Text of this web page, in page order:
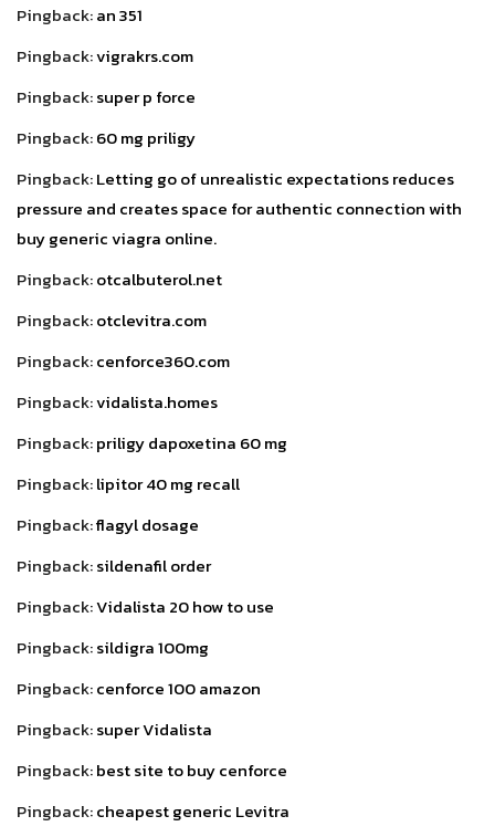
Pingback:an 351
Pingback:vigrakrs.com
Pingback:super p force
Pingback:60 mg priligy
Pingback:Letting go of unrealistic expectations reduces
pressure and creates space for authentic connection with
buy generic viagra online.
Pingback:otcalbuterol.net
Pingback:otclevitra.com
Pingback:cenforce360.com
Pingback:vidalista.homes
Pingback:priligy dapoxetina 60 mg
Pingback:lipitor 40 mg recall
Pingback:flagyl dosage
Pingback:sildenafil order
Pingback:Vidalista 20 how to use
Pingback:sildigra 100mg
Pingback:cenforce 100 amazon
Pingback:super Vidalista
Pingback:best site to buy cenforce
Pingback:cheapest generic Levitra